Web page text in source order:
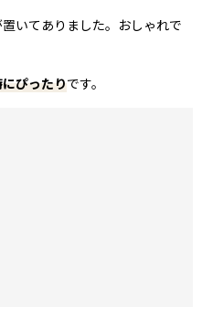
いてありました。おしゃれで
ぴったりです。